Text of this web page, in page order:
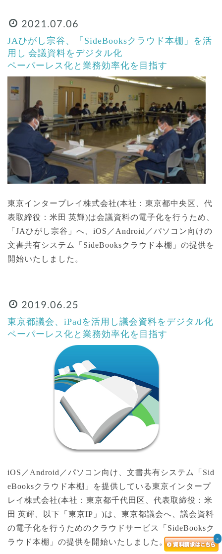
2021.07.06
JAひがし宗谷、「SideBooksクラウド本棚」を活
用し 会議資料をデジタル化
ペーパーレス化と業務効率化を目指す
東京インタープレイ株式会社(本社：東京都中央区、代
表取締役：米田 英輝)は会議資料の電子化を行うため、
「JAひがし宗谷」へ、iOS／Android／パソコン向けの
文書共有システム「SideBooksクラウド本棚」の提供を
開始いたしました。
2019.06.25
東京都議会、iPadを活用し議会資料をデジタル化
ペーパーレス化と業務効率化を目指す
iOS／Android／パソコン向け、文書共有システム「Sid
eBooksクラウド本棚」を提供している東京インタープ
レイ株式会社(本社：東京都千代田区、代表取締役：米
田 英輝、以下「東京IP」)は、東京都議会へ、議会資料
の電子化を行うためのクラウドサービス「SideBooksク
ラウド本棚」の提供を開始いたしました。
×